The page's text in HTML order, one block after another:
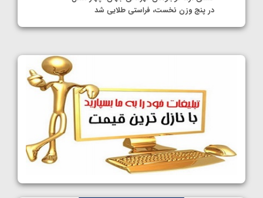
در پنج وزن نخست، فراستی طلایی شد
1405/05/11
کشتی آزاد نوجوانان جهان؛ رقبای نمایندگان
ایران مشخص شدند
1405/05/08
کشتی فرنگی نوجوانان جهان؛ سکوی تیمی
سوم برای ایران
1405/05/07